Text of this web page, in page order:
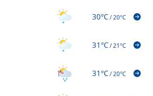
30°C/20°C
31°C/21°C
31°C/20°C